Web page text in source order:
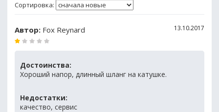
Сортировка:
Автор: Fox Reynard 13.10.2017
Достоинства:
Хороший напор, длинный шланг на катушке.
Недостатки:
качество, сервис